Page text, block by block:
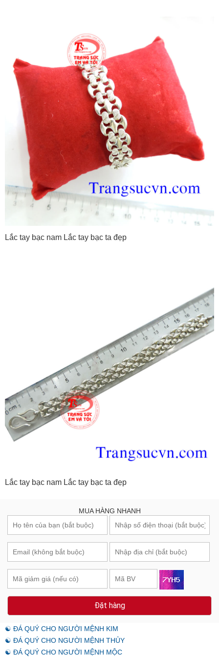
Lắc tay bạc nam Lắc tay bạc ta đẹp
Lắc tay bạc nam Lắc tay bạc ta đẹp
MUA HÀNG NHANH
Đặt hàng
☯ ĐÁ QUÝ CHO NGƯỜI MỆNH KIM
☯ ĐÁ QUÝ CHO NGƯỜI MỆNH THỦY
☯ ĐÁ QUÝ CHO NGƯỜI MỆNH MỘC